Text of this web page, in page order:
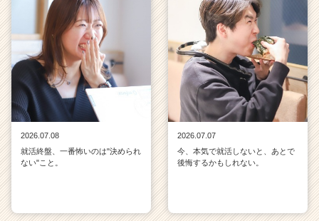
2026.07.08
就活終盤、一番怖いのは"決められ
ない"こと。
2026.07.07
今、本気で就活しないと、あとで
後悔するかもしれない。